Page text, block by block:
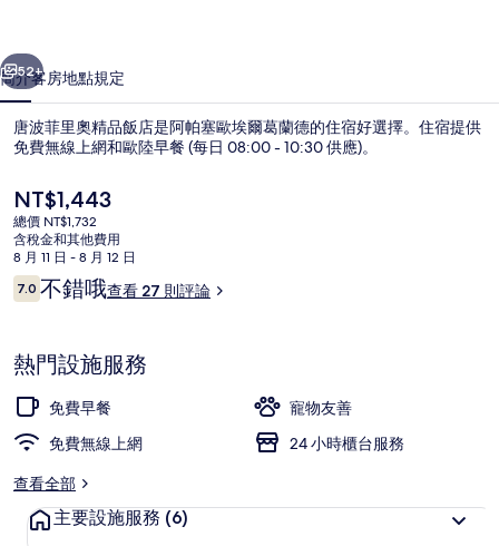
飯
店
的
片
集
個 下一個
52+
簡介客房地點規定
唐波菲里奧精品飯店是阿帕塞歐埃爾葛蘭德的住宿好選擇。住宿提供
免費無線上網和歐陸早餐 (每日 08:00 - 10:30 供應)。
目
前
的
價
格
是
NT$1,443
總價 NT$1,732
含稅金和其他費用
8 月 11 日 - 8 月 12 日
評
論
7.07.0 分，滿分 10 分，
不錯哦查看 27 則評論
熱門設施服務
免費早餐
寵物友善
免費無線上網
24 小時櫃台服務
查看全部
主要設施服務 (6)